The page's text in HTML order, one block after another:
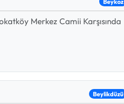
Merkez Camii Karşısında
Beylikdüzü